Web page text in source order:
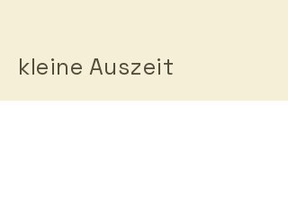
kleine Auszeit